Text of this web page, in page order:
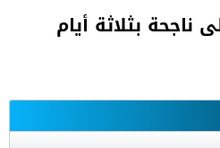
ناجحة بثلاثة أيام